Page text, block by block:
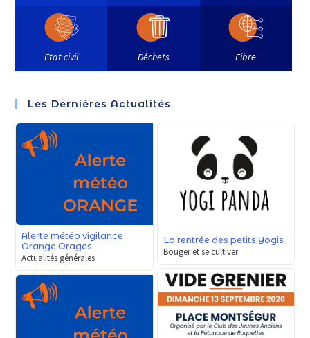
Etat civil Déchets Fibre
Les Dernières Actualités
Alerte météo vigilance
Orange Orages
Actualités générales
La rentrée des petits Yogis
Bouger et se cultiver